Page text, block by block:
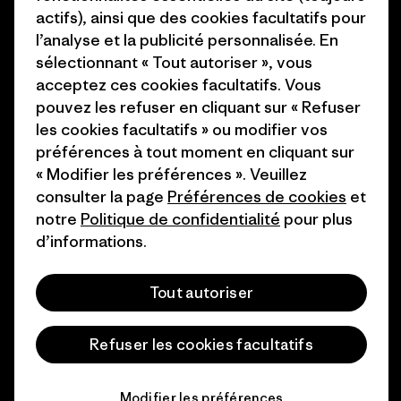
Comment nous
finançons
Cartes cadeaux
Nos magasins
Industry program
Programme d’affiliation
Patagonia Belgique Plan du
site
© 2026 Patagonia, Inc. All Rights Reserved.
actifs), ainsi que des cookies facultatifs pour
l’analyse et la publicité personnalisée. En
sélectionnant « Tout autoriser », vous
acceptez ces cookies facultatifs. Vous
pouvez les refuser en cliquant sur « Refuser
les cookies facultatifs » ou modifier vos
préférences à tout moment en cliquant sur
« Modifier les préférences ». Veuillez
consulter la page Préférences de cookies et
notre Politique de confidentialité pour plus
d’informations.
Tout autoriser
Refuser les cookies facultatifs